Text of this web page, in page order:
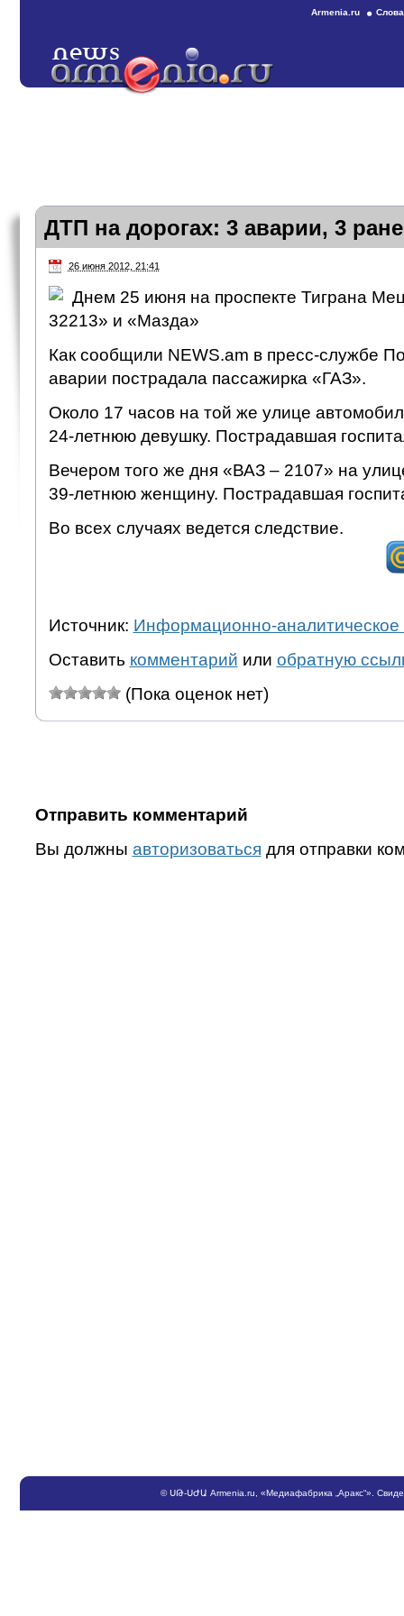
Armenia.ru
ДТП на дорогах: 3 аварии, 3
26 июня 2012, 21:41
Днем 25 июня на проспекте Тиграна
32213» и «Мазда»
Как сообщили NEWS.am в пресс-службе
аварии пострадала пассажирка «ГАЗ».
Около 17 часов на той же улице
24-летнюю девушку. Пострадавшая
Вечером того же дня «ВАЗ – 2107» на
39-летнюю женщину. Пострадавшая
Во всех случаях ведется следствие.
Источник: Информационно-аналитическое
Оставить комментарий или обратную
(Пока оценок нет)
Отправить комментарий
Вы должны авторизоваться для отправки
©ՍԹ-ՍԺԱ Armenia.ru , «Медиафабрика „Аракс“».